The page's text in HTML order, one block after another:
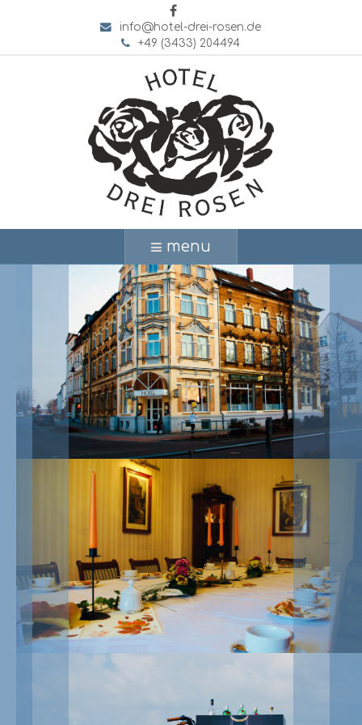
info@hotel-drei-rosen.de
+49 (3433) 204494
menu